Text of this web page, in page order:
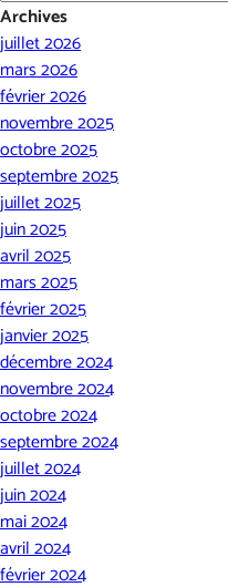
Archives
juillet 2026
mars 2026
février 2026
novembre 2025
octobre 2025
septembre 2025
juillet 2025
juin 2025
avril 2025
mars 2025
février 2025
janvier 2025
décembre 2024
novembre 2024
octobre 2024
septembre 2024
juillet 2024
juin 2024
mai 2024
avril 2024
février 2024